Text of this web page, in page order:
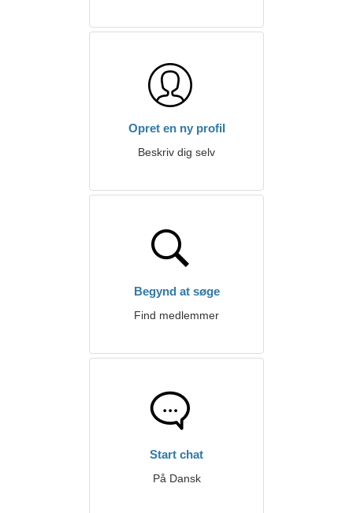
Opret en ny profil
Beskriv dig selv
Begynd at søge
Find medlemmer
Start chat
På Dansk